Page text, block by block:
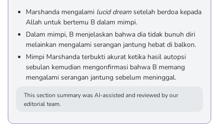
Marshanda mengalami lucid dreamsetelah berdoa kepada
Allah untuk bertemu B dalam mimpi.
Dalam mimpi, B menjelaskan bahwa dia tidak bunuh diri
melainkan mengalami serangan jantung hebat di balkon.
Mimpi Marshanda terbukti akurat ketika hasil autopsi
sebulan kemudian mengonfirmasi bahwa B memang
mengalami serangan jantung sebelum meninggal.
This section summary was AI-assisted and reviewed by our
editorial team.